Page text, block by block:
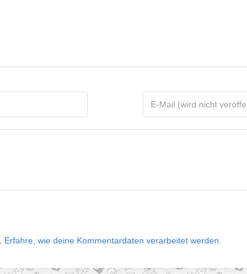
Erfahre, wie deine Kommentardaten verarbeitet werden.